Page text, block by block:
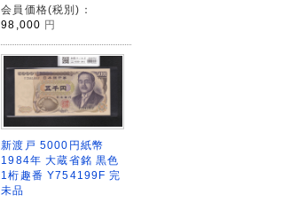
会員価格(税別)：
98,000 円
新渡戸 5000円紙幣
1984年 大蔵省銘 黒色
1桁趣番 Y754199F 完
未品